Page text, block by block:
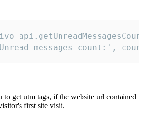
messages count:',
to get utm tags, if the website url contained
first site visit.